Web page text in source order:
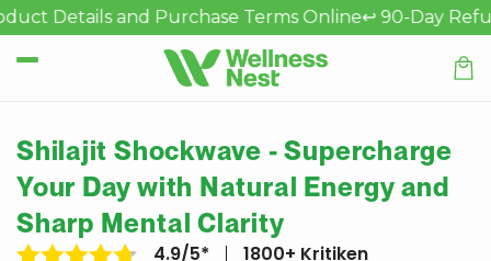
zumand Purchase Terms Online↩️ 90-Day Refund
Shilajit Shockwave - Supercharge
Your Day with Natural Energy and
Sharp Mental Clarity
4.9/5* 1800+ Kritiken